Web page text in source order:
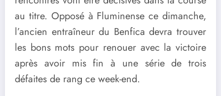
au titre. Opposé à Fluminense ce dimanche,
l’ancien entraîneur du Benfica devra trouver
les bons mots pour renouer avec la victoire
après avoir mis fin à une série de trois
défaites de rang ce week-end.